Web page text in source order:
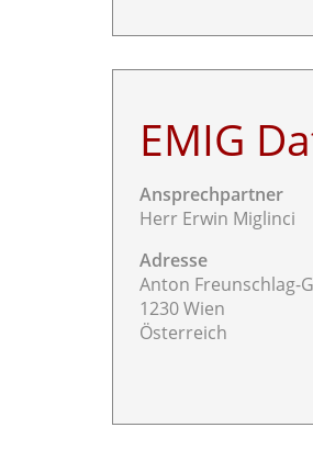
EMIG
Ansprechpartner
Herr Erwin Miglinci
Adresse
Anton Freunschlag-
1230 Wien
Österreich